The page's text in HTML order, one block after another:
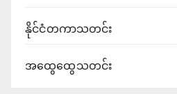
နိုင်ငံတကာသတင်း
အထွေထွေသတင်း